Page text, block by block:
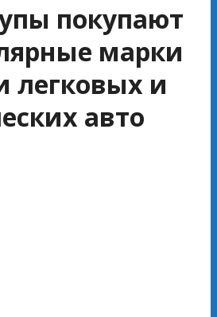
покупают
марки
легковых и
авто